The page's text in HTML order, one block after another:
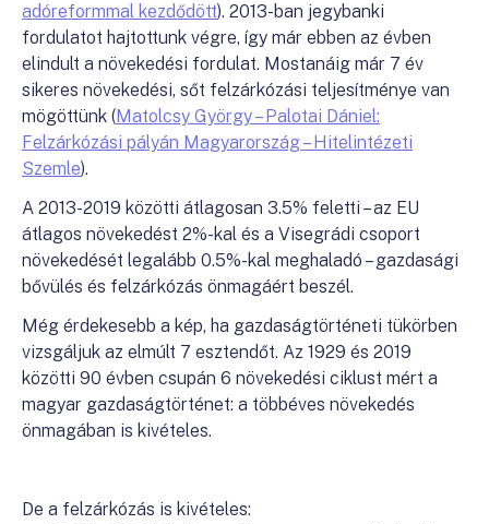
adóreformmal kezdődött). 2013-ban jegybanki
fordulatot hajtottunk végre, így már ebben az évben
elindult a növekedési fordulat. Mostanáig már 7 év
sikeres növekedési, sőt felzárkózási teljesítménye van
mögöttünk (Matolcsy György – Palotai Dániel:
Felzárkózási pályán Magyarország – Hitelintézeti
Szemle).
A 2013-2019 közötti átlagosan 3.5% feletti – az EU
átlagos növekedést 2%-kal és a Visegrádi csoport
növekedését legalább 0.5%-kal meghaladó – gazdasági
bővülés és felzárkózás önmagáért beszél.
Még érdekesebb a kép, ha gazdaságtörténeti tükörben
vizsgáljuk az elmúlt 7 esztendőt. Az 1929 és 2019
közötti 90 évben csupán 6 növekedési ciklust mért a
magyar gazdaságtörténet: a többéves növekedés
önmagában is kivételes.
De a felzárkózás is kivételes: